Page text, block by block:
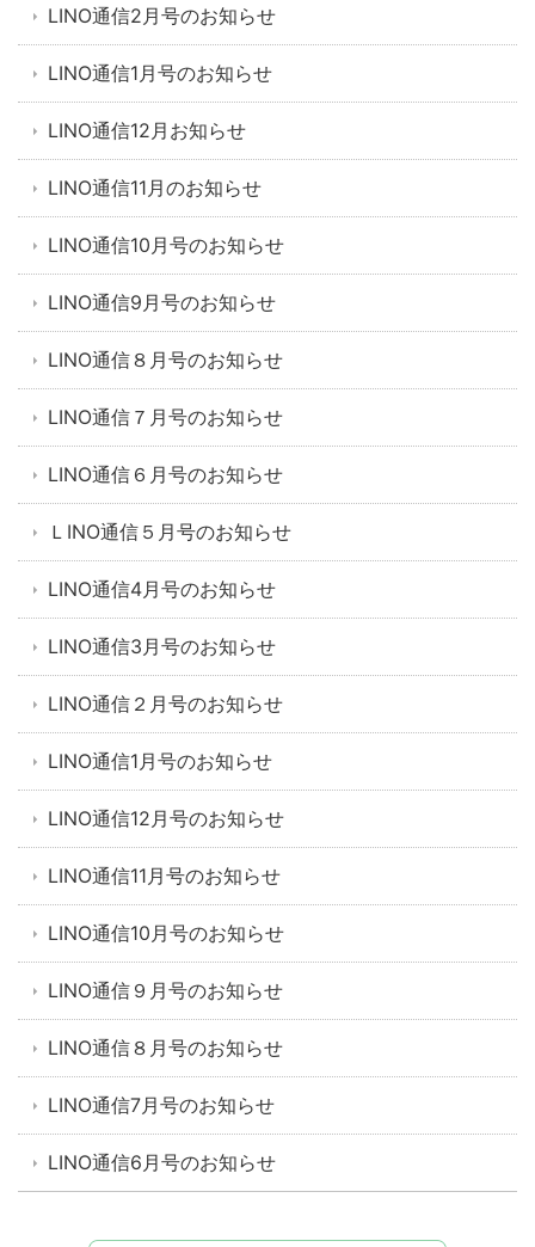
LINO通信2月号のお知らせ
LINO通信1月号のお知らせ
LINO通信12月お知らせ
LINO通信11月のお知らせ
LINO通信10月号のお知らせ
LINO通信9月号のお知らせ
LINO通信８月号のお知らせ
LINO通信７月号のお知らせ
LINO通信６月号のお知らせ
ＬINO通信５月号のお知らせ
LINO通信4月号のお知らせ
LINO通信3月号のお知らせ
LINO通信２月号のお知らせ
LINO通信1月号のお知らせ
LINO通信12月号のお知らせ
LINO通信11月号のお知らせ
LINO通信10月号のお知らせ
LINO通信９月号のお知らせ
LINO通信８月号のお知らせ
LINO通信7月号のお知らせ
LINO通信6月号のお知らせ